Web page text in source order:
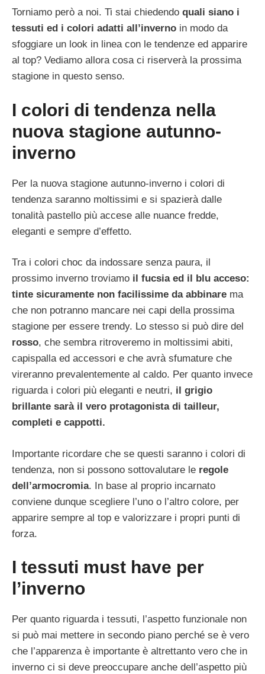
Torniamo però a noi. Ti stai chiedendo quali siano i
tessuti ed i colori adatti all’inverno in modo da
sfoggiare un look in linea con le tendenze ed apparire
al top? Vediamo allora cosa ci riserverà la prossima
stagione in questo senso.
I colori di tendenza nella
nuova stagione autunno-
inverno
Per la nuova stagione autunno-inverno i colori di
tendenza saranno moltissimi e si spazierà dalle
tonalità pastello più accese alle nuance fredde,
eleganti e sempre d’effetto.
Tra i colori choc da indossare senza paura, il
prossimo inverno troviamo il fucsia ed il blu acceso:
tinte sicuramente non facilissime da abbinare ma
che non potranno mancare nei capi della prossima
stagione per essere trendy. Lo stesso si può dire del
rosso, che sembra ritroveremo in moltissimi abiti,
capispalla ed accessori e che avrà sfumature che
vireranno prevalentemente al caldo. Per quanto invece
riguarda i colori più eleganti e neutri, il grigio
brillante sarà il vero protagonista di tailleur,
completi e cappotti.
Importante ricordare che se questi saranno i colori di
tendenza, non si possono sottovalutare le regole
dell’armocromia. In base al proprio incarnato
conviene dunque scegliere l’uno o l’altro colore, per
apparire sempre al top e valorizzare i propri punti di
forza.
I tessuti must have per
l’inverno
Per quanto riguarda i tessuti, l’aspetto funzionale non
si può mai mettere in secondo piano perché se è vero
che l’apparenza è importante è altrettanto vero che in
inverno ci si deve preoccupare anche dell’aspetto più